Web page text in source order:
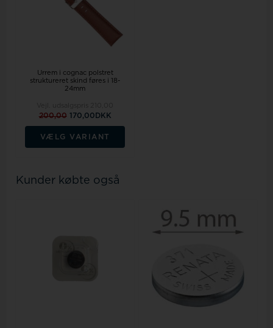
Urrem i cognac polstret
struktureret skind føres i 18-
24mm
200,00 170,00DKK
VÆLG VARIANT
Kunder købte også